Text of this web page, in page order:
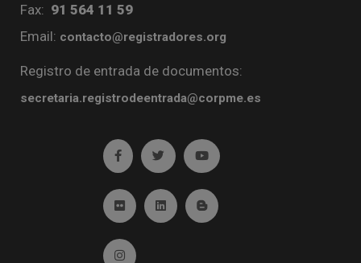
Fax: 91 564 11 59
Email: contacto@registradores.org
Registro de entrada de documentos:
secretaria.registrodeentrada@corpme.es
Ir a facebook (abre en ventana nueva)
Ir a twitter (abre en ventana nueva)
Ir a YouTube (abre en
Ir a Flickr (abre en ventana nueva)
Ir a Linkedin (abre en ventana nueva)
Ir al Blog (abre en ventana
Ir a Instagram (abre en ventana nueva)